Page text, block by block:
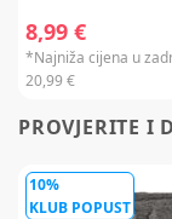
8,99 €
*Najniža cijena u
20,99 €
PROVJERITE I
10%
KLUB POPUST